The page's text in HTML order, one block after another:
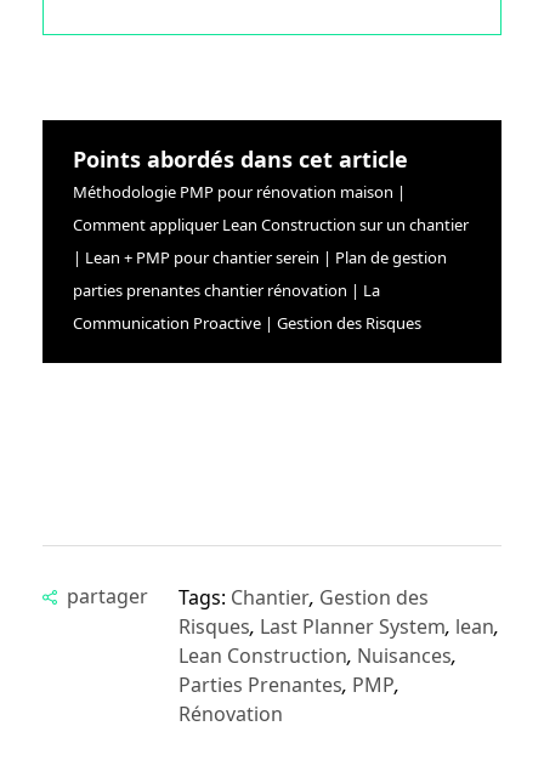
Points abordés dans cet article
Méthodologie PMP pour rénovation maison |
Comment appliquer Lean Construction sur un chantier
| Lean + PMP pour chantier serein | Plan de gestion
parties prenantes chantier rénovation | La
Communication Proactive | Gestion des Risques
Tags: Chantier, Gestion des
Risques, Last Planner System, lean,
Lean Construction, Nuisances,
Parties Prenantes, PMP,
Rénovation